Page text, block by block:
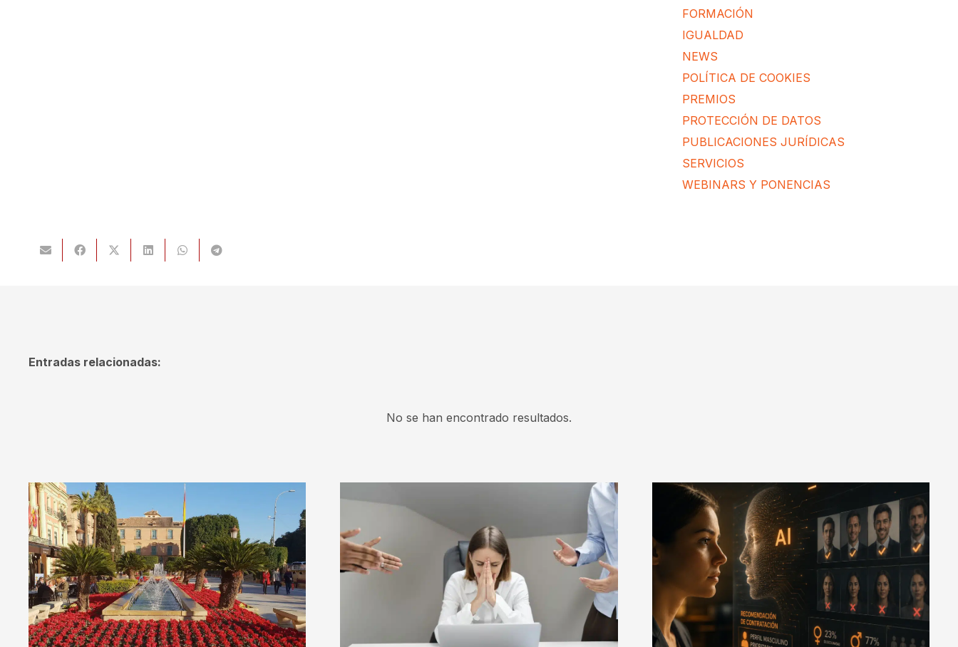
FORMACIÓN
IGUALDAD
NEWS
POLÍTICA DE COOKIES
PREMIOS
PROTECCIÓN DE DATOS
PUBLICACIONES JURÍDICAS
SERVICIOS
WEBINARS Y PONENCIAS
Entradas relacionadas:
No se han encontrado resultados.